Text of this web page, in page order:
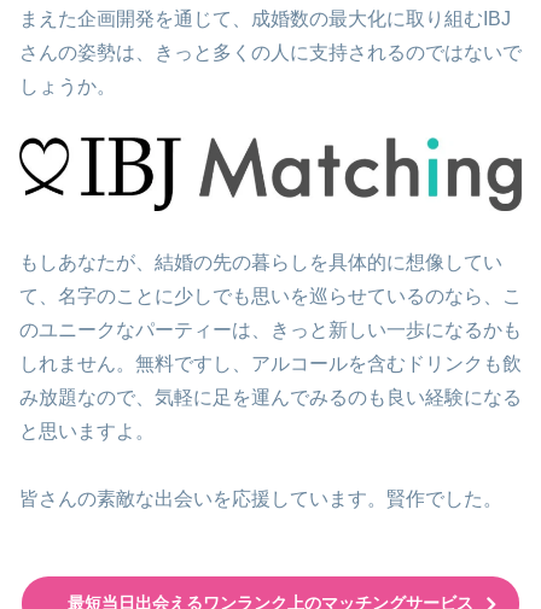
まえた企画開発を通じて、成婚数の最大化に取り組むIBJ
さんの姿勢は、きっと多くの人に支持されるのではないで
しょうか。
もしあなたが、結婚の先の暮らしを具体的に想像してい
て、名字のことに少しでも思いを巡らせているのなら、こ
のユニークなパーティーは、きっと新しい一歩になるかも
しれません。無料ですし、アルコールを含むドリンクも飲
み放題なので、気軽に足を運んでみるのも良い経験になる
と思いますよ。
皆さんの素敵な出会いを応援しています。賢作でした。
最短当日出会えるワンランク上のマッチングサービス